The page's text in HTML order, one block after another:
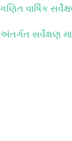
વાર્ષિક
સર્વેક્ષણ